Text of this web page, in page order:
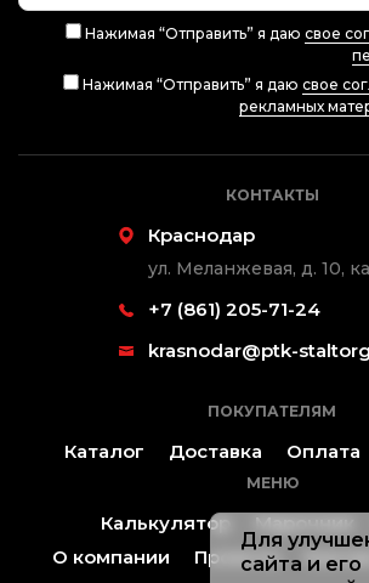
Нажимая “Отправить” я даю свое
Нажимая “Отправить” я даю свое
рекламных
КОНТАКТЫ
Краснодар
ул. Меланжевая, д. 10,
+7 (861) 205-71-24
krasnodar@ptk-
ПОКУПАТЕЛЯМ
Каталог Доставка Оплата
МЕНЮ
Калькулятор Марочник
О компании
Проекты
Для
сайта и его